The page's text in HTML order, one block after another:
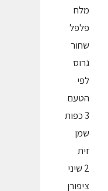
מלח
פלפל
שחור
גרוס
לפי
הטעם
3 כפות
שמן
זית
2 שיני
ציפורן